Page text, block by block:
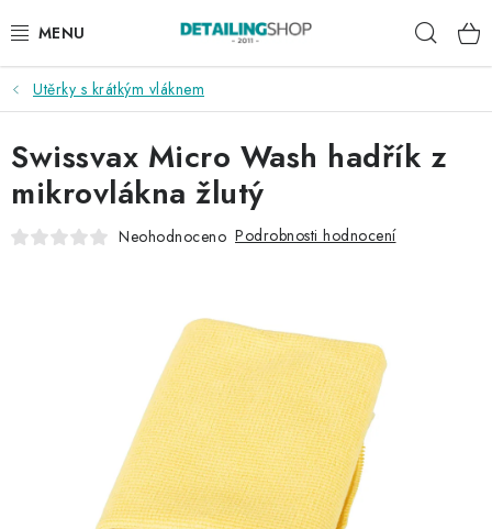
na
AKCE
NOVINKY
EXTERIÉR
DÁRKOVÉ SADY A POUKAZY
NAŠE SLUŽBY
Utěrky s krátkým vláknem
Swissvax Micro Wash hadřík z
mikrovlákna žlutý
Neohodnoceno Podrobnosti hodnocení